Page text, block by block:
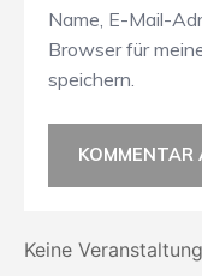
Name, E-Mail-
Browser für
speichern.
Keine